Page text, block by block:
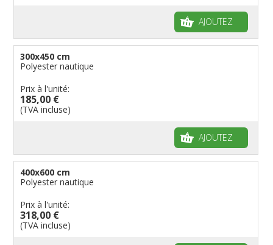
AJOUTEZ
300x450 cm
Polyester nautique
Prix à l'unité:
185,00 €
(TVA incluse)
AJOUTEZ
400x600 cm
Polyester nautique
Prix à l'unité:
318,00 €
(TVA incluse)